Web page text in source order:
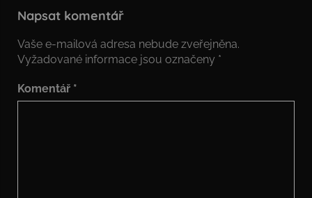
Napsat komentář
Vaše e-mailová adresa nebude zveřejněna.
Vyžadované informace jsou označeny *
Komentář *